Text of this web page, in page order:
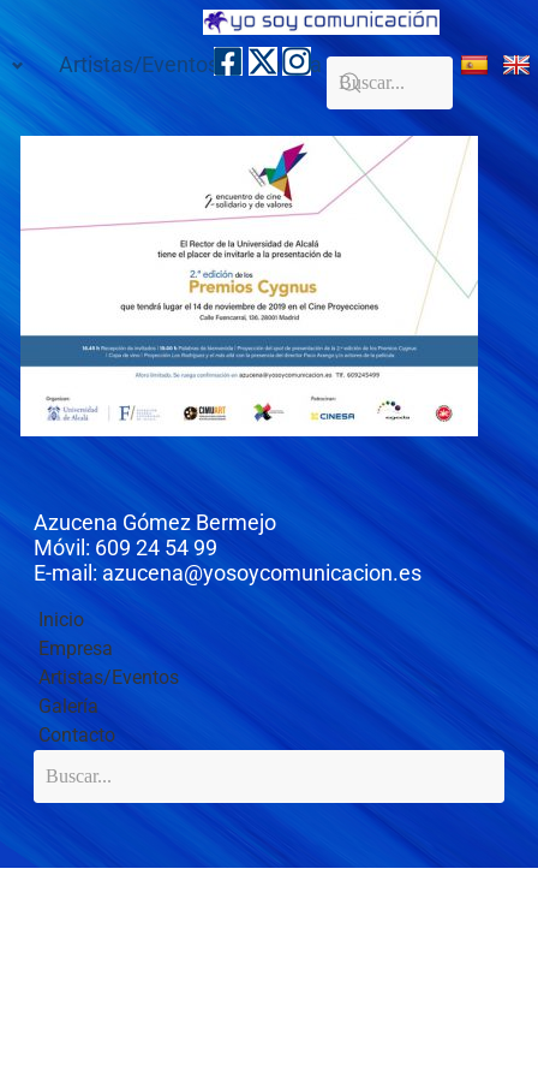
Artistas/Eventos Galería Contacto
Azucena Gómez Bermejo
Móvil: 609 24 54 99
E-mail: azucena@yosoycomunicacion.es
Inicio
Empresa
Artistas/Eventos
Galería
Contacto